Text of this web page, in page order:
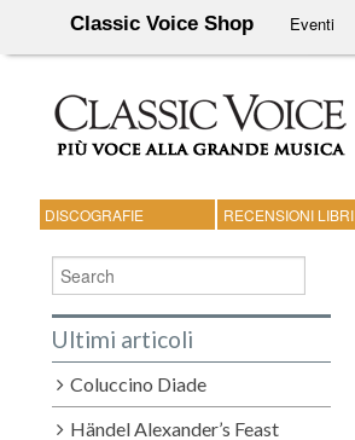
Classic Voice Shop Eventi
DISCOGRAFIE RECENSIONI LIBRI
Ultimi articoli
Coluccino Diade
Händel Alexander’s Feast